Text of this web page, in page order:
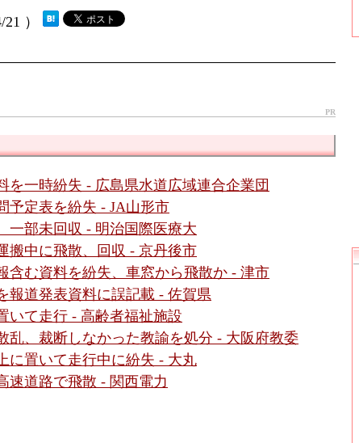
21 ）
PR
を一時紛失 - 広島県水道広域連合企業団
予定表を紛失 - JA山形市
一部未回収 - 明治国際医療大
搬中に飛散、回収 - 京丹後市
含む資料を紛失、車窓から飛散か - 津市
報道発表資料に誤記載 - 佐賀県
いて走行 - 高齢者福祉施設
乱、裁断しなかった教諭を処分 - 大阪府教委
に置いて走行中に紛失 - 大丸
速道路で飛散 - 関西電力